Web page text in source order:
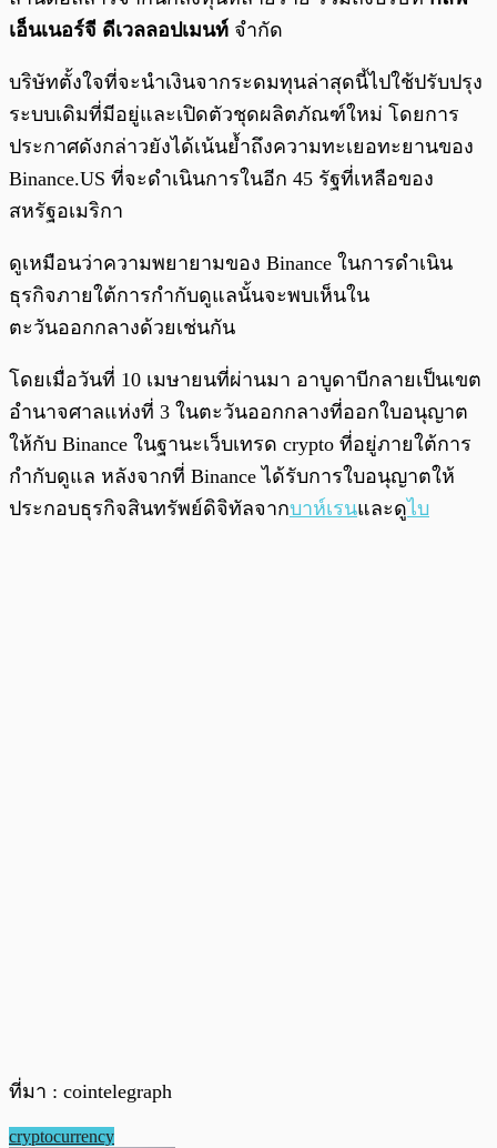
เอ็นเนอร์จี ดีเวลลอปเมนท์ จำกัด
บริษัทตั้งใจที่จะนำเงินจากระดมทุนล่าสุดนี้ไปใช้ปรับปรุง
ระบบเดิมที่มีอยู่และเปิดตัวชุดผลิตภัณฑ์ใหม่ โดยการ
ประกาศดังกล่าวยังได้เน้นย้ำถึงความทะเยอทะยานของ
Binance.US ที่จะดำเนินการในอีก 45 รัฐที่เหลือของ
สหรัฐอเมริกา
ดูเหมือนว่าความพยายามของ Binance ในการดำเนิน
ธุรกิจภายใต้การกำกับดูแลนั้นจะพบเห็นใน
ตะวันออกกลางด้วยเช่นกัน
โดยเมื่อวันที่ 10 เมษายนที่ผ่านมา อาบูดาบีกลายเป็นเขต
อำนาจศาลแห่งที่ 3 ในตะวันออกกลางที่ออกใบอนุญาต
ให้กับ Binance ในฐานะเว็บเทรด crypto ที่อยู่ภายใต้การ
กำกับดูแล หลังจากที่ Binance ได้รับการใบอนุญาตให้
ประกอบธุรกิจสินทรัพย์ดิจิทัลจากบาห์เรนและดูไบ
ที่มา : cointelegraph
cryptocurrency